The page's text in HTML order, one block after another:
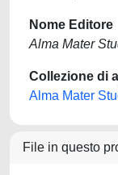
Nome Editore
Alma Mater
Collezione di
Alma Mater
File in questo